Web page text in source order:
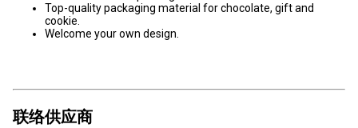
Top-quality packaging material for chocolate, gift and
cookie.
Welcome your own design.
联络供应商